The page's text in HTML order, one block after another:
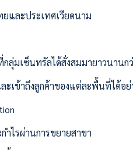
และประเทศเวียดนาม
ลุ่มเซ็นทรัลได้สั่งสมมายาวนานก
ะเข้าถึงลูกค้าของแต่ละพื้นที่ได้อย่
ำไรผ่านการขยายสาขา